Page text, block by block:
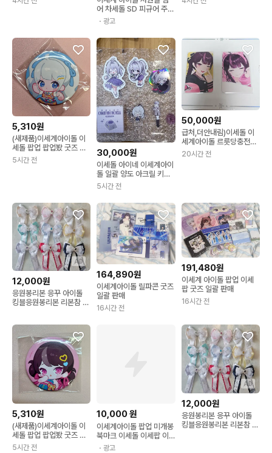
어 차세돌 SD 피규어 주르
르 미개봉 이세돌
・광고
5,310원
(새제품)이세계아이돌 이
세돌 팝업 팝업봤 굿즈 고
세구 캔뱃지 핀버튼
5시간 전
30,000원
이세돌 아이네 이세계아이
돌 일괄 양도 아크릴 키캡
스티커
5시간 전
50,000원
급처,더안내림)이세돌 이
세계아이돌 르릇당충전소
주르르 커피차 주르르 생
일카페 주생카
20시간 전
AD
12,000원
응원봉리본 응꾸 아이돌
킹블응원봉리본 리본참 리
164,890원
이세계아이돌 릴파콘 굿즈
일괄 판매
16시간 전
191,480원
이세계 아이돌 팝업 이세
팝 굿즈 일괄 판매
16시간 전
5,310원
(새제품)이세계아이돌 이
세돌 팝업 팝업봤 굿즈 주
르르 캔뱃지 핀버튼
5시간 전
10,000원
이세계아이돌 팝업 미개봉
북마크 이세돌 이세팝 이
세페 마세돌 차세돌
・광고
AD
12,000원
응원봉리본 응꾸 아이돌
킹블응원봉리본 리본참 리